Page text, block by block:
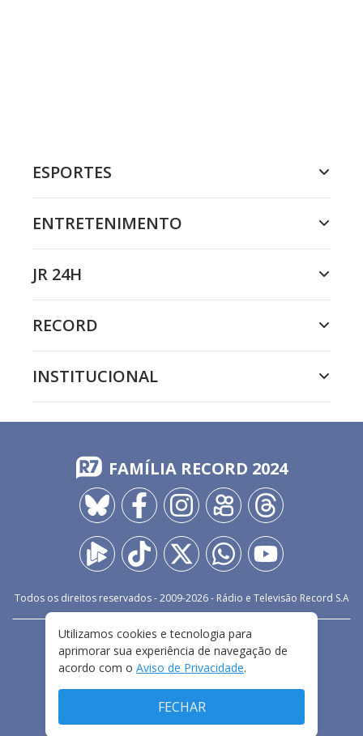
ESPORTES
ENTRETENIMENTO
JR 24H
RECORD
INSTITUCIONAL
FAMÍLIA RECORD 2024
Todos os direitos reservados - 2009-2026- Rádio e Televisão Record S.A
FALE CONOSCO
PRIVACIDADE
TERMOS E CONDIÇÕES DE USO
Utilizamos cookies e tecnologia para
aprimorar sua experiência de navegação de
acordo com o Aviso de Privacidade.
FECHAR